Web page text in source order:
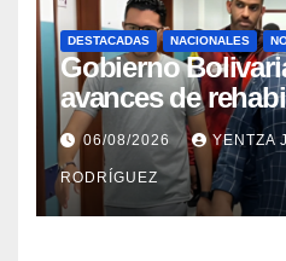
DESTACADAS NACIONALES
Gobierno
avances de
en el Hospital Dr.
Vargas
06/08/2026 YENTZA
RODRÍGUEZ